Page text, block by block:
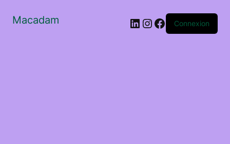
Macadam LinkedIn
Instagram
Facebook
Connexion